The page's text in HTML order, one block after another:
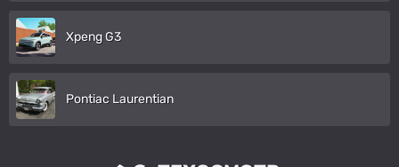
Xpeng G3
Pontiac Laurentian